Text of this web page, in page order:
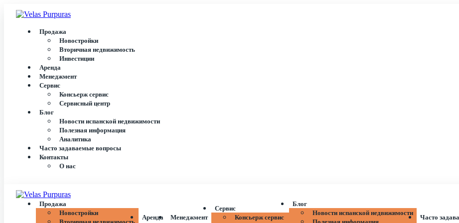
Продажа
Новостройки
Вторичная недвижимость
Инвестиции
Аренда
Менеджмент
Сервис
Консьерж сервис
Сервисный центр
Блог
Новости испанской недвижимости
Полезная информация
Аналитика
Часто задаваемые вопросы
Контакты
О нас
Продажа
Новостройки
Аренда Менеджмент
Сервис
Консьерж сервис
Блог
Новости испанской недвижимости
Часто